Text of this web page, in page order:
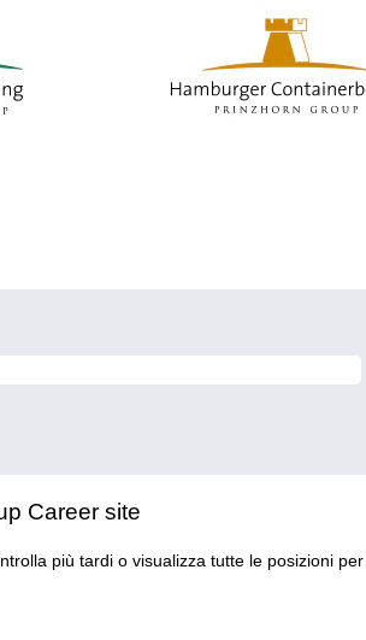
Career site
più tardi o visualizza tutte le posizioni